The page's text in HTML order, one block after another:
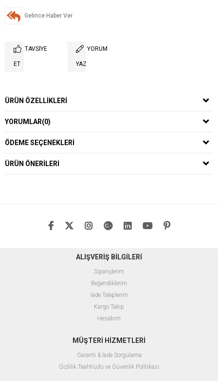
Gelince Haber Ver
TAVSIYE
ET
YORUM
YAZ
ÜRÜN ÖZELLIKLERI
YORUMLAR(0)
ÖDEME SEÇENEKLERI
ÜRÜN ÖNERILERI
ALIŞVERİŞ BİLGİLERİ
Siparişlerim
Beğendiklerim
İade Taleplerim
Kargo Takip
Hesabım
MÜŞTERİ HİZMETLERİ
Garanti & İade Sorgulama
Gizlilik Taahhüdü ve Güvenlik Politikası